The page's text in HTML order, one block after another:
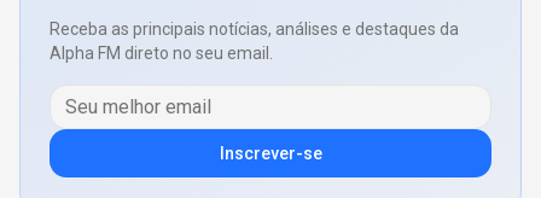
Receba as principais notícias, análises e destaques da
Alpha FM direto no seu email.
Inscrever-se